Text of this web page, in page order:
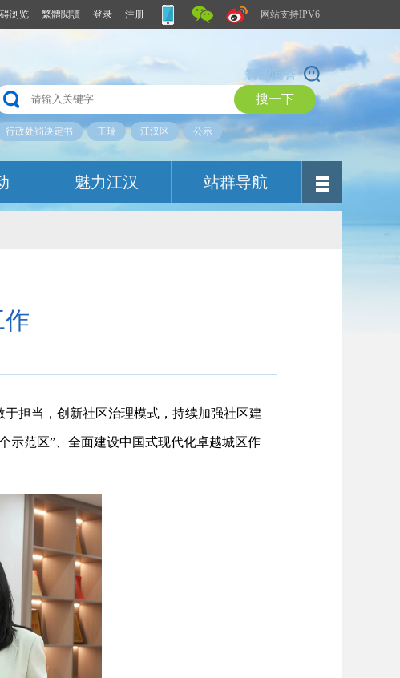
浏览 繁體閱讀 登录 注册 网站支持IPV6
智能问答
行政处罚决定书 王瑞 江汉区 公示
魅力江汉 站群导航
担当，创新社区治理模式，持续加强社区建
示范区”、全面建设中国式现代化卓越城区作